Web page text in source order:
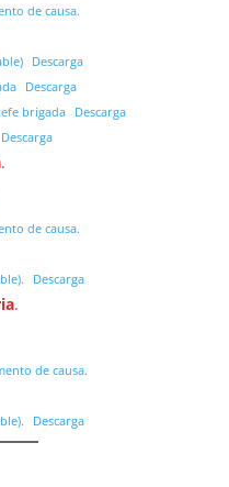
de causa.
Descarga
Descarga
brigada
Descarga
Descarga
.
de causa.
Descarga
.
de causa.
Descarga